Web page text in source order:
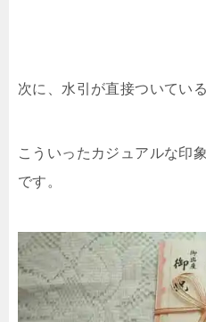
次に、水引が直接ついている
こういったカジュアルな印
です。